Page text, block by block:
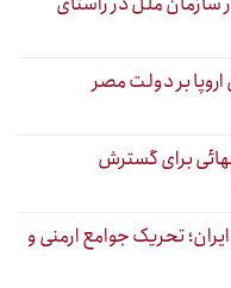
اروپا بر دولت مصر
برای گسترش
ایران؛ تحریک جوامع ارمنی و